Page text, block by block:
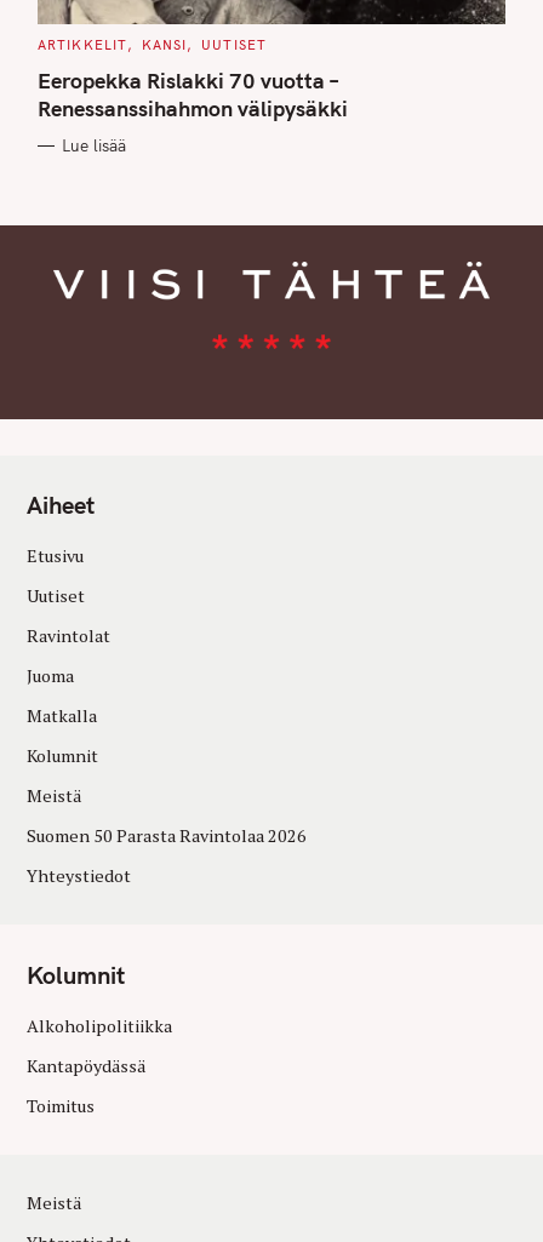
C
T
E
G
O
I
ARTIKKELIT KANSI UUTISET
Eeropekka Rislakki 70 vuotta –
Renessanssihahmon välipysäkki
Lue lisää
Aiheet
Etusivu
Uutiset
Ravintolat
Juoma
Matkalla
Kolumnit
Meistä
Suomen 50 Parasta Ravintolaa 2026
Yhteystiedot
Kolumnit
Alkoholipolitiikka
Kantapöydässä
Toimitus
Meistä